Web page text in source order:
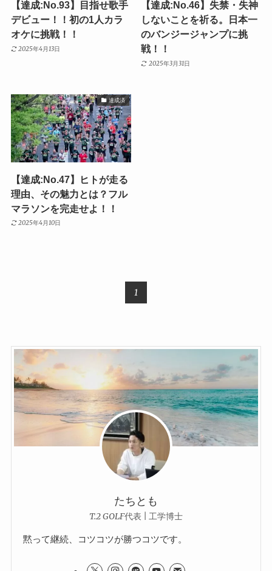
【達成:No.93】目指せ歌手
デビュー！！初の1人カラ
オケに挑戦！！
2025年4月13日
【達成:No.46】失禁・失神
しないことを祈る。日本一
のバンジージャンプに挑
戦！！
2025年3月31日
達成済
【達成:No.47】ヒトが走る
理由、その魅力とは？フル
マラソンを完走せよ！！
2025年4月10日
1
たちとも
T.2 GOLF代表 | 工学博士
黙って継続、コツコツが勝つコツです。